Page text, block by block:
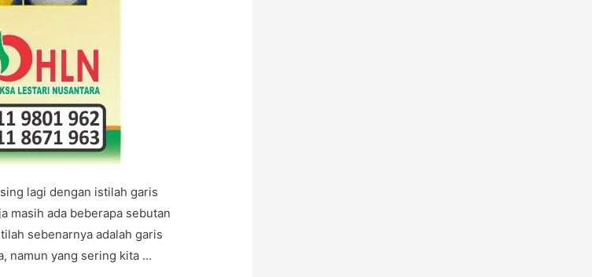
lagi dengan istilah garis
masih ada beberapa sebutan
sebenarnya adalah garis
namun yang sering kita …